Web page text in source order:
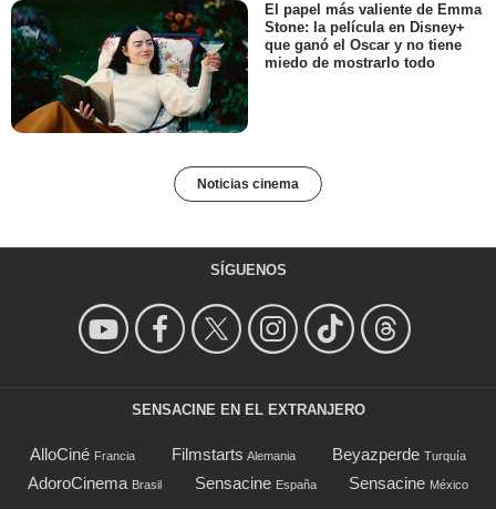
El papel más valiente de Emma
Stone: la película en Disney+
que ganó el Oscar y no tiene
miedo de mostrarlo todo
Noticias cinema
SÍGUENOS
SENSACINE EN EL EXTRANJERO
AlloCiné Francia Filmstarts Alemania Beyazperde Turquía
AdoroCinema Brasil Sensacine España Sensacine México